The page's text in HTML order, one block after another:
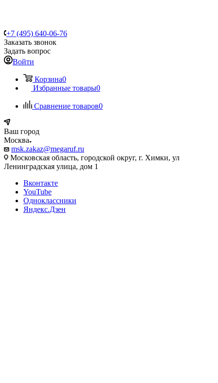
+7 (495) 640-06-76
Заказать звонок
Задать вопрос
Войти
Корзина0
Избранные товары0
Сравнение товаров0
Ваш город
Москва
msk.zakaz@megaruf.ru
Московская область, городской округ, г. Химки, ул
Ленинградская улица, дом 1
Вконтакте
YouTube
Одноклассники
Яндекс.Дзен